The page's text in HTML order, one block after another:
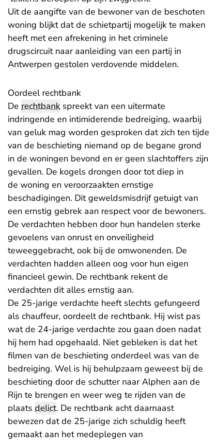
Uit de aangifte van de bewoner van de beschoten
woning blijkt dat de schietpartij mogelijk te maken
heeft met een afrekening in het criminele
drugscircuit naar aanleiding van een partij in
Antwerpen gestolen verdovende middelen.
Oordeel rechtbank
De rechtbank spreekt van een uitermate
indringende en intimiderende bedreiging, waarbij
van geluk mag worden gesproken dat zich ten tijde
van de beschieting niemand op de begane grond
in de woningen bevond en er geen slachtoffers zijn
gevallen. De kogels drongen door tot diep in
de woning en veroorzaakten ernstige
beschadigingen. Dit geweldsmisdrijf getuigt van
een ernstig gebrek aan respect voor de bewoners.
De verdachten hebben door hun handelen sterke
gevoelens van onrust en onveiligheid
teweeggebracht, ook bij de omwonenden. De
verdachten hadden alleen oog voor hun eigen
financieel gewin. De rechtbank rekent de
verdachten dit alles ernstig aan.
De 25-jarige verdachte heeft slechts gefungeerd
als chauffeur, oordeelt de rechtbank. Hij wist pas
wat de 24-jarige verdachte zou gaan doen nadat
hij hem had opgehaald. Niet gebleken is dat het
filmen van de beschieting onderdeel was van de
bedreiging. Wel is hij behulpzaam geweest bij de
beschieting door de schutter naar Alphen aan de
Rijn te brengen en weer weg te rijden van de
plaats delict. De rechtbank acht daarnaast
bewezen dat de 25-jarige zich schuldig heeft
gemaakt aan het medeplegen van